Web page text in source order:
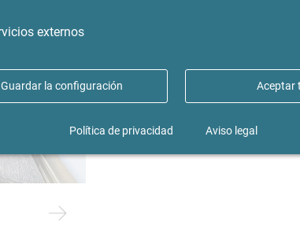
1250 €
externos
Guardar la configuración Aceptar
Política de privacidad Aviso legal